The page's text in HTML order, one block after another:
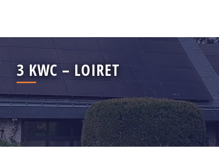
3 KWC – LOIRET